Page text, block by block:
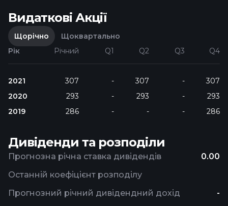
Видаткові Акції
Щорічно
Щоквартально
Рік
Річний Q1 Q2 Q3 Q4
2021 307 - 307 -
307
2020
293 - 293 -
293
2019
286 - - - 286
Дивіденди та розподіли
Прогнозна річна ставка дивідендів 0.00
Прогнозний річний дивідендний дохід -
Останній коефіцієнт розподілу